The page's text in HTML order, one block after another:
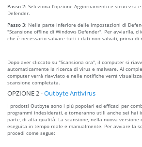
Passo 2: Seleziona l'opzione Aggiornamento e sicurezza
Defender.
Passo 3: Nella parte inferiore delle impostazioni di
"Scansione offline di Windows Defender". Per avviarlla,
che è necessario salvare tutti i dati non salvati, prima di
Dopo aver cliccato su "Scansiona ora", il computer si
automaticamente la ricerca di virus e malware. Al
computer verrà riavviato e nelle notifiche verrà
scansione completata.
OPZIONE 2 -Outbyte Antivirus
I prodotti Outbyte sono i più popolari ed efficaci per
programmi indesiderati, e torneranno utili anche sei hai
parte, di alta qualità. La scansione, nella nuova versione
eseguita in tempo reale e manualmente. Per avviare la
procedi come segue: